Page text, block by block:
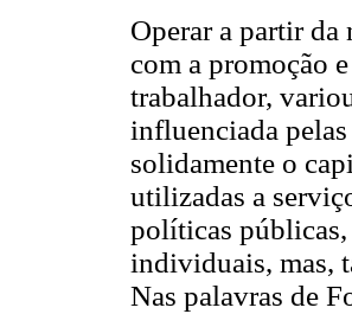
Operar a partir
com a promoção
trabalhador,
influenciada
solidamente o
utilizadas a
políticas públicas,
individuais, mas,
Nas palavras de